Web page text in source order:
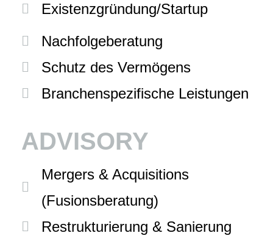
Existenzgründung/Startup
Nachfolgeberatung
Schutz des Vermögens
Branchenspezifische Leistungen
ADVISORY
Mergers & Acquisitions
(Fusionsberatung)
Restrukturierung & Sanierung